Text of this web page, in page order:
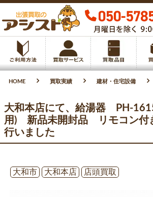
HOME 買取実績 建材・住宅設備
大和本店にて、給湯器 PH-
用) 新品未開封品 リモコン付
行いました
大和市
大和本店 店頭買取